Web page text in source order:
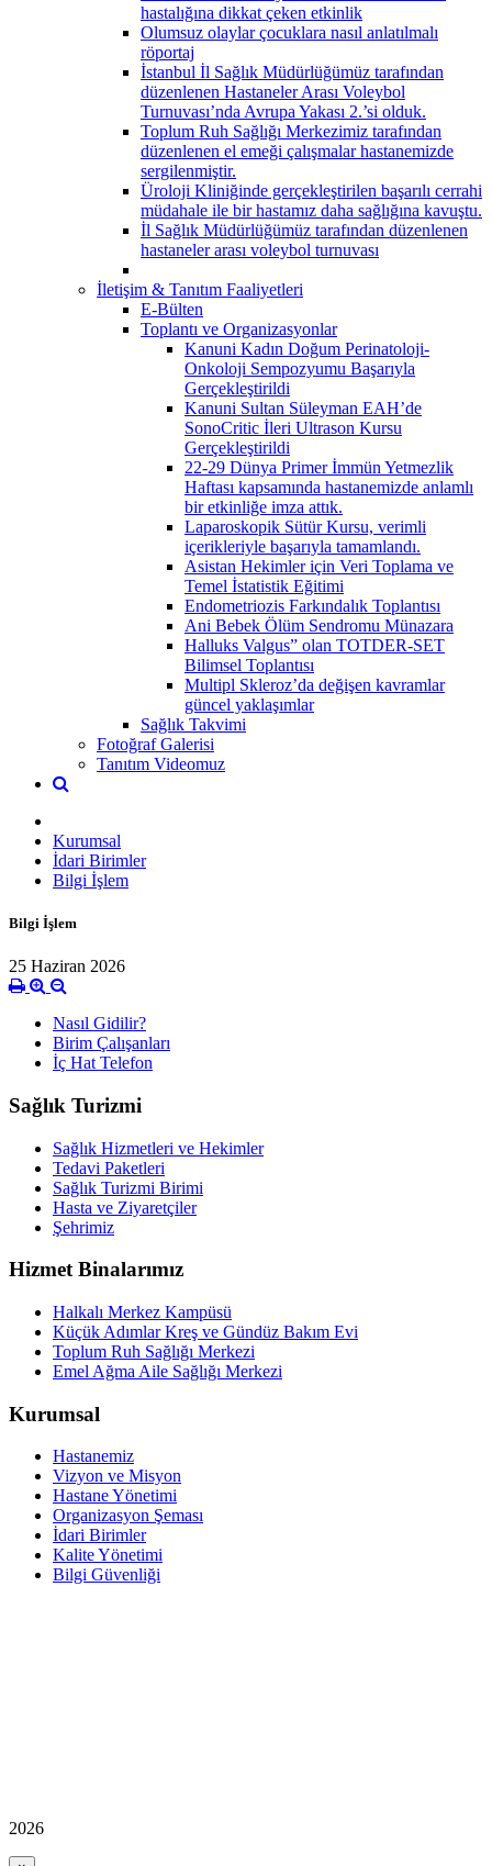
hastalığına dikkat çeken etkinlik
Olumsuz olaylar çocuklara nasıl anlatılmalı
röportaj
İstanbul İl Sağlık Müdürlüğümüz tarafından
düzenlenen Hastaneler Arası Voleybol
Turnuvası’nda Avrupa Yakası 2.’si olduk.
Toplum Ruh Sağlığı Merkezimiz tarafından
düzenlenen el emeği çalışmalar hastanemizde
sergilenmiştir.
Üroloji Kliniğinde gerçekleştirilen başarılı cerrahi
müdahale ile bir hastamız daha sağlığına kavuştu.
İl Sağlık Müdürlüğümüz tarafından düzenlenen
hastaneler arası voleybol turnuvası
İletişim & Tanıtım Faaliyetleri
E-Bülten
Toplantı ve Organizasyonlar
Kanuni Kadın Doğum Perinatoloji-
Onkoloji Sempozyumu Başarıyla
Gerçekleştirildi
Kanuni Sultan Süleyman EAH’de
SonoCritic İleri Ultrason Kursu
Gerçekleştirildi
22-29 Dünya Primer İmmün Yetmezlik
Haftası kapsamında hastanemizde anlamlı
bir etkinliğe imza attık.
Laparoskopik Sütür Kursu, verimli
içerikleriyle başarıyla tamamlandı.
Asistan Hekimler için Veri Toplama ve
Temel İstatistik Eğitimi
Endometriozis Farkındalık Toplantısı
Ani Bebek Ölüm Sendromu Münazara
Halluks Valgus” olan TOTDER-SET
Bilimsel Toplantısı
Multipl Skleroz’da değişen kavramlar
güncel yaklaşımlar
Sağlık Takvimi
Fotoğraf Galerisi
Tanıtım Videomuz
Kurumsal
İdari Birimler
Bilgi İşlem
Bilgi İşlem
25 Haziran 2026
Nasıl Gidilir?
Birim Çalışanları
İç Hat Telefon
Sağlık Turizmi
Sağlık Hizmetleri ve Hekimler
Tedavi Paketleri
Sağlık Turizmi Birimi
Hasta ve Ziyaretçiler
Şehrimiz
Hizmet Binalarımız
Halkalı Merkez Kampüsü
Küçük Adımlar Kreş ve Gündüz Bakım Evi
Toplum Ruh Sağlığı Merkezi
Emel Ağma Aile Sağlığı Merkezi
Kurumsal
Hastanemiz
Vizyon ve Misyon
Hastane Yönetimi
Organizasyon Şeması
İdari Birimler
Kalite Yönetimi
Bilgi Güvenliği
2026